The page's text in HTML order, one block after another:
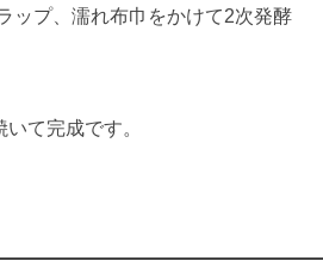
ップ、濡れ布巾をかけて2次発酵
て完成です。